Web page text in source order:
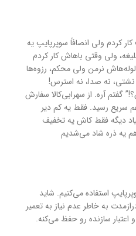
کردم ولی انصافاً سوپرپایپ یه
ولی وقتی باهاش کار کردم
نرمن ولی محکم، رزوه‌ها
نه صدا، نه استرس!
گفتم آره. از سهرابی‌کالا سفارش
سریع رسید. فقط یه کم دیر
دیگه فقط کاش یه تخفیف
یه ذره شاد می‌شدیم
استفاده می‌کنیم. شاید
به خاطر عدم نیاز به تعمیر
اعتبار سازنده رو حفظ می‌کنه.